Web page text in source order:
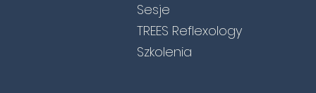
Sesje
TREES Reflexology
Szkolenia